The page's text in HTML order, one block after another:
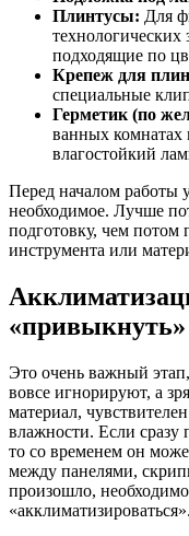
Плинтусы: Для
подходящие по
Крепеж для
специальные
Герметик (по
ванных комнатах
влагостойкий
Перед началом работы
необходимое. Лучше
подготовку, чем потом
инструмента или
«привыкнуть»
Это очень важный
вовсе игнорируют, а
материал,
влажности. Если сразу
то со временем он
между панелями,
произошло,
«акклиматизироваться».